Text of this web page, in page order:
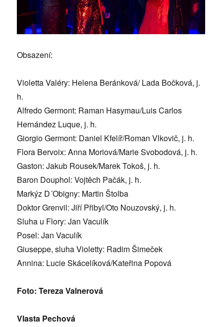
Obsazení:
Violetta Valéry: Helena Beránková/ Lada Bočková, j.
h.
Alfredo Germont: Raman Hasymau/Luis Carlos
Hernández Luque, j. h.
Giorgio Germont: Daniel Kfelíř/Roman Vlkovič, j. h.
Flora Bervoix: Anna Moriová/Marie Svobodová, j. h.
Gaston: Jakub Rousek/Marek Tokoš, j. h.
Baron Douphol: Vojtěch Pačák, j. h.
Markýz D´Obigny: Martin Štolba
Doktor Grenvil: Jiří Přibyl/Oto Nouzovský, j. h.
Sluha u Flory: Jan Vaculík
Posel: Jan Vaculík
Giuseppe, sluha Violetty: Radim Šimeček
Annina: Lucie Skácelíková/Kateřina Popová
Foto: Tereza Valnerová
Vlasta Pechová